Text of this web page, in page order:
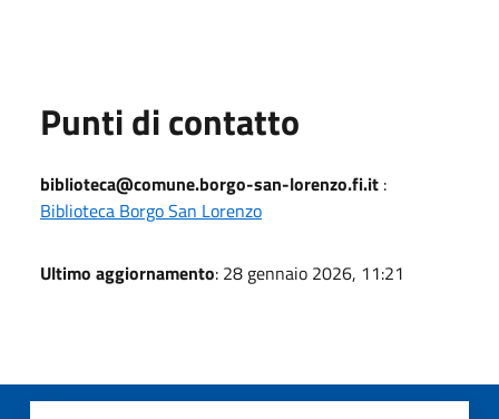
Punti di contatto
biblioteca@comune.borgo-san-lorenzo.fi.it :
Biblioteca Borgo San Lorenzo
Ultimo aggiornamento: 28 gennaio 2026, 11:21